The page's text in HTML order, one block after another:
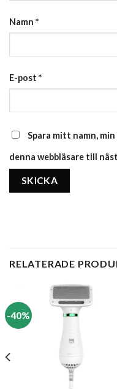
Namn *
E-post *
Spara mitt namn,
denna webbläsare till
RELATERADE
-40%